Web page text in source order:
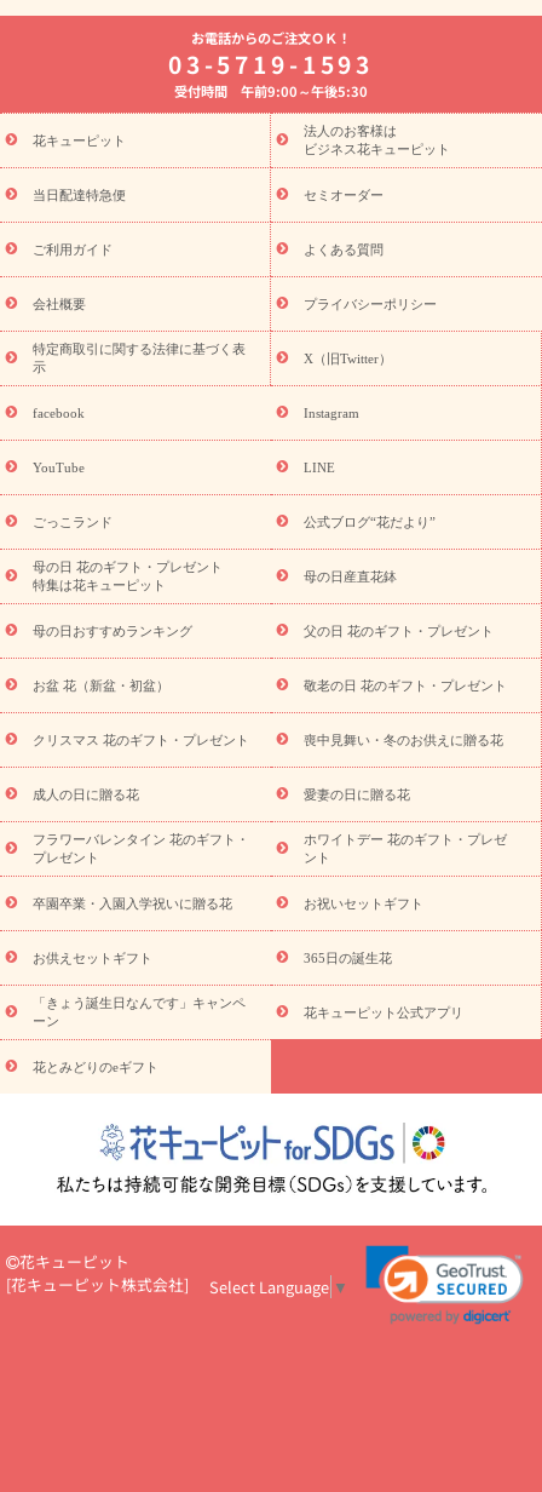
よく贈られる花
お祝いの花特集
誕生日フラワーギフト特集
8月の誕生花(トルコキキョウ)
開店・開業祝い
お供え・お悔やみ お供え・お悔やみの花
通夜・葬儀に贈る花 胡蝶蘭・花鉢
ーブドフラワー
季節のイベント
ひまわり ギフト・プレゼント
特集
お盆 花（新盆・初盆） 季節のイベント
お盆 花（新
盆・初盆）
お盆 花（新盆・初盆）
お盆・お供え 花とセットギ
フト
お盆・お供え プリザーブドフラワー
ひまわり ギフト・プ
レゼント特集
夏の花贈り・お中元・暑中見舞い 花のギフト特集
敬老の日におくる花ギフト・プレゼント特集
花ギフト・プレゼント特集
敬老の日 花のおすすめランキング
敬
老の日 花鉢植えのギフト・プレゼント特集
敬老の日 花とセットギ
フト・プレゼント特集
敬老の日の花 全てのギフト一覧
キャン
ペーン
映画『ウォーターガーディアンズ』コラボキャンペーン
「きょう誕生日なんです」キャンペーン
誕生日の花を探す
誕生日フラワーギフト 誕生日フラワーギフト特集
(トルコキキョウ)
9月の誕生花(リンドウ)
ら探す
お祝いの花特集 当日配達特急便 お祝い商品一覧
念日
結婚祝い 出産祝い 退院祝い・快気祝い
寿祝い
プチギフト ペットのお祝いフラワー
供え・お悔やみ商品一覧
お供え・お悔やみの花
四十九日法要以
お供え プリザーブドフラワー
ペットのお供えフラワー
お盆（新
盆・初盆）
その他 お祝い返し お見舞い
お取り寄せギフト
ビジネス用
ご自宅用 観葉植物 ミディ胡蝶蘭
プリザーブ
ドフラワー
スタイルから探す アレンジメント 花束
スタ
ンド花
お祝い お供え・お悔やみ 胡蝶蘭 胡蝶蘭・花鉢
ディ胡蝶蘭・お祝い
ミディ胡蝶蘭・お供え
世界初の青色胡蝶蘭
観葉植物
観葉植物 産直多肉植物
プリザーブドフラワー
お祝い
お供え・お悔やみ 花とセットギフト
セミオーダー
プチギフト（hanamore -ハナモア-）
花とみどりのeギフト
キューピットのeGfit
カラー ピンク イエローオレンジ
レッ
ド
お花の種類 トルコキキョウ
お祝い お祝い・3000円～ お祝い・4000円～
お祝い・
5000円～
お祝い・7000円～ お祝い・ 10000円～
お供え・お
悔やみ
円～
お供え・お悔やみ・
読み物
いのマナー
定年退職祝いのマナー
お祝いを贈るときのマナー・
花キューピットのお祝いコラム一覧
誕生日のお花を「色
彩心理学」で選ぶ方法
結婚祝いの予算相場
出産祝いお役立ち情
ール
新築引っ越し祝いコラム お祝い花のマナー総まとめ
職
場上司や先輩へ贈るお祝い花の正解は？
開店祝いの花 選び方ガイ
お電話からのご注文ＯＫ！
03-5719-1593
受付時間 午前9:00～午後5:30
花キューピット
法人のお客様は
ビジネス花キューピット
当日配達特急便 セミオーダー
ご利用ガイド よくある質問
会社概要 プライバシーポリシー
特定商取引に関する法律に基づく表
示
X（旧Twitter）
facebook Instagram
YouTube LINE
ごっこランド 公式ブログ“花だより”
母の日 花のギフト・プレゼント
特集は花キューピット
母の日産直花鉢
母の日おすすめランキング 父の日 花のギフト・プレゼント
お盆 花（新盆・初盆） 敬老の日 花のギフト・プレゼント
クリスマス 花のギフト・プレゼント 喪中見舞い・冬のお供えに贈る花
成人の日に贈る花 愛妻の日に贈る花
フラワーバレンタイン 花のギフト・
プレゼント
ホワイトデー 花のギフト・プレゼ
ント
卒園卒業・入園入学祝いに贈る花 お祝いセットギフト
お供えセットギフト 365日の誕生花
「きょう誕生日なんです」キャンペ
ーン
花キューピット公式アプリ
花とみどりのeギフト
花キューピット
[花キューピット株式会社] Select Language ▼